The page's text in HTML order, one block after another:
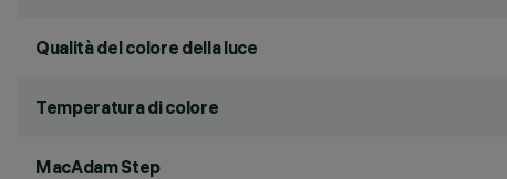
Qualità del colore della luce
Temperatura di colore
MacAdam Step